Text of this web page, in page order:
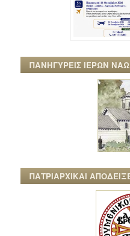
ΠΑΝΗΓΥΡΕΙΣ ΙΕΡΩΝ
ΠΑΤΡΙΑΡΧΙΚΑΙ